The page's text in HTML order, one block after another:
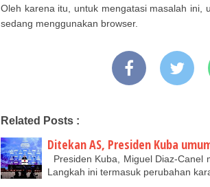
Oleh karena itu, untuk mengatasi masalah ini,
sedang menggunakan browser.
Related Posts :
Ditekan AS, Presiden Kuba
Presiden Kuba, Miguel Diaz-Canel
Langkah ini termasuk perubahan